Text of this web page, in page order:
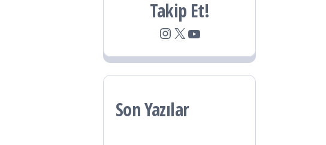
Takip Et!
Instagram
X YouTube
Son Yazılar